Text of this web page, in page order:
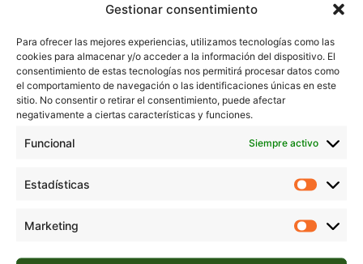
Gestionar consentimiento
Para ofrecer las mejores experiencias, utilizamos tecnologías como las
cookies para almacenar y/o acceder a la información del dispositivo. El
consentimiento de estas tecnologías nos permitirá procesar datos como
el comportamiento de navegación o las identificaciones únicas en este
sitio. No consentir o retirar el consentimiento, puede afectar
negativamente a ciertas características y funciones.
Funcional Siempre activo
Estadísticas
Marketing